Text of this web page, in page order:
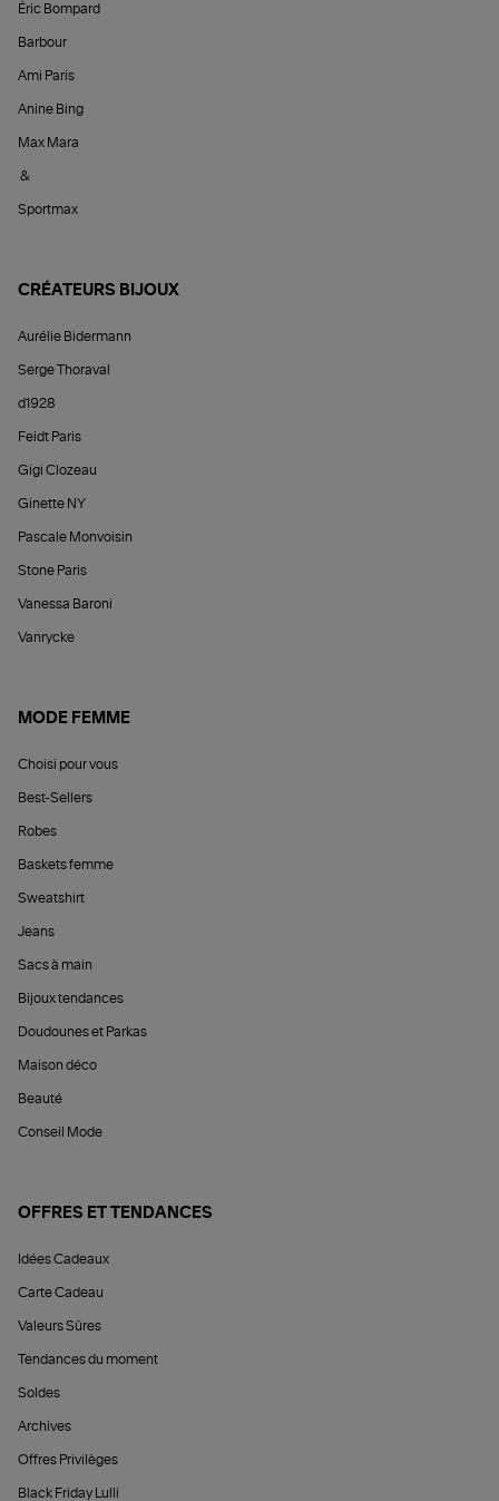
Éric Bompard
Barbour
Ami Paris
Anine Bing
Max Mara
&
Sportmax
CRÉATEURS BIJOUX
Aurélie Bidermann
Serge Thoraval
d1928
Feidt Paris
Gigi Clozeau
Ginette NY
Pascale Monvoisin
Stone Paris
Vanessa Baroni
Vanrycke
MODE FEMME
Choisi pour vous
Best-Sellers
Robes
Baskets femme
Sweatshirt
Jeans
Sacs à main
Bijoux tendances
Doudounes et Parkas
Maison déco
Beauté
Conseil Mode
OFFRES ET TENDANCES
Idées Cadeaux
Carte Cadeau
Valeurs Sûres
Tendances du moment
Soldes
Archives
Offres Privilèges
Black Friday Lulli